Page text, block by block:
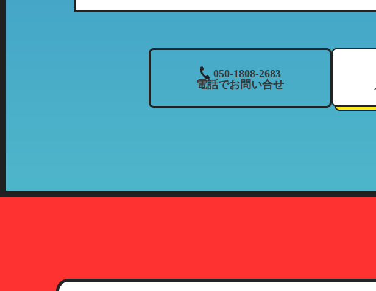
列店のご案内をお送りさせて頂くことがございますので、
３．個人情報の共同利用について
当社では、お客様から頂いた情報を、当社の関連企業及び
・共同利用される個人情報：氏名、住所、電話番号、来店
お客様より個人情報の開示、訂正、削除、または利用停止
050-1808-2683
電話でお問い合せ